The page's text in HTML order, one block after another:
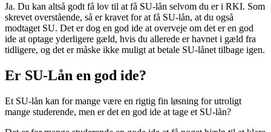
Ja. Du kan altså godt få lov til at få SU-lån selvom du er i RKI. Som
skrevet overstående, så er kravet for at få SU-lån, at du også
modtaget SU. Det er dog en god ide at overveje om det er en god
ide at optage yderligere gæld, hvis du allerede er havnet i gæld fra
tidligere, og det er måske ikke muligt at betale SU-lånet tilbage igen.
Er SU-Lån en god ide?
Et SU-lån kan for mange være en rigtig fin løsning for utroligt
mange studerende, men er det en god ide at tage et SU-lån?